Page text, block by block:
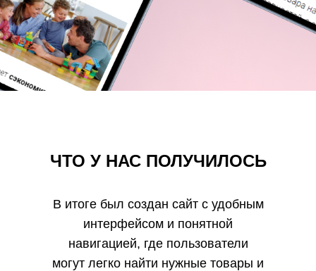
В итоге был создан сайт с удобным
интерфейсом и понятной
навигацией, где пользователи
могут легко найти нужные товары и
ЧТО У НАС ПОЛУЧИЛОСЬ